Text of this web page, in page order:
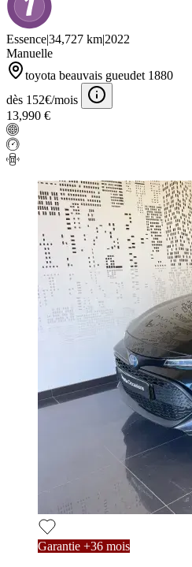
Essence|34,727 km|2022
Manuelle
toyota beauvais gueudet 1880
dès 152€/mois
13,990 €
Garantie +36 mois